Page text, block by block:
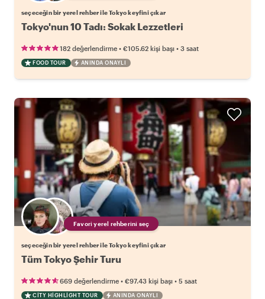
seçeceğin bir yerel rehber ile Tokyo keyfini çıkar
Tokyo'nun 10 Tadı: Sokak Lezzetleri
182 değerlendirme • €105.62 kişi başı • 3 saat
FOOD TOUR ANINDA ONAYLI
Favori yerel rehberini seç
seçeceğin bir yerel rehber ile Tokyo keyfini çıkar
Tüm Tokyo Şehir Turu
669 değerlendirme • €97.43 kişi başı • 5 saat
CITY HIGHLIGHT TOUR ANINDA ONAYLI